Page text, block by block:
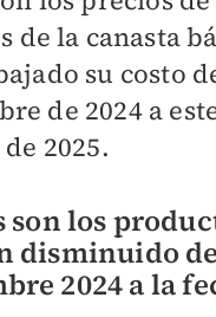
de la canasta
su costo
de 2024 a
2025.
son los
disminuido de
2024 a la